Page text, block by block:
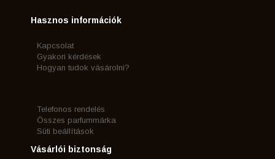
Hasznos információk
Kapcsolat
Gyakori kérdések
Hogyan tudok vásárolni?
Telefonos rendelés
Összes parfummárka
Süti beállítások
Vásárlói biztonság